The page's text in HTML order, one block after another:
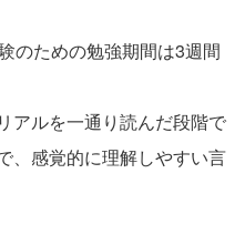
のための勉強期間は3週間
アルを一通り読んだ段階で
、感覚的に理解しやすい言